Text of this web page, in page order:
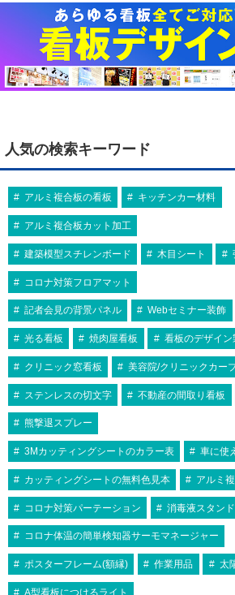
人気の検索キーワード
アルミ複合板の看板 キッチンカー材料
アルミ複合板カット加工
建築模型スチレンボード 木目シート
コロナ対策フロアマット
記者会見の背景パネル Webセミナー装飾
光る看板 焼肉屋看板 看板のデザイン
クリニック窓看板 美容院/クリニックカー
ステンレスの切文字 不動産の間取り看板
熊撃退スプレー
3Mカッティングシートのカラー表 車に使
カッティングシートの無料色見本 アルミ
コロナ対策パーテーション 消毒液スタンド
コロナ体温の簡単検知器サーモマネージャー
ポスターフレーム(額縁) 作業用品 太
A型看板につけるライト